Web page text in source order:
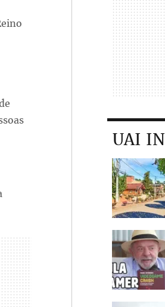
UAI